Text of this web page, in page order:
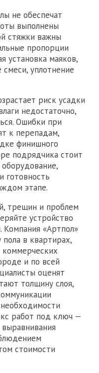
не обеспечат
выполнены
стяжки важны
пропорции
установка маяков,
уплотнение
риск усадки
недостаточно,
Ошибки при
к перепадам,
финишного
подрядчика стоит
готовность
этапе.
трещин и проблем
устройство
Компания «Артпол»
в квартирах,
и по всей
оценят
толщину слоя,
работ под ключ —
стоимости